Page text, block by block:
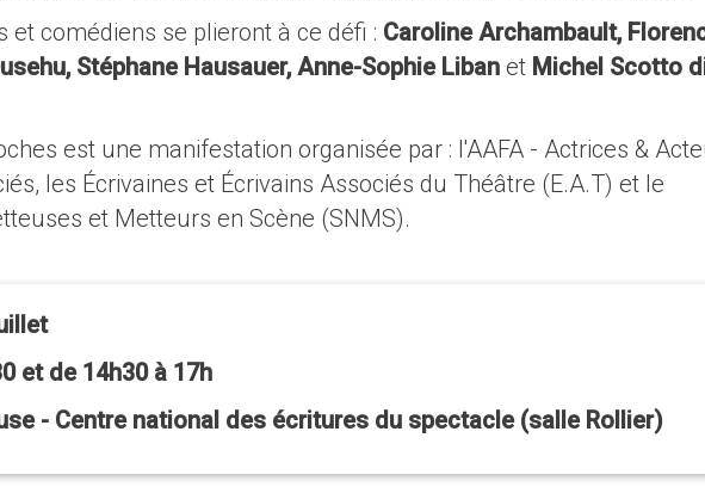
et comédiens se plieront à ce défi : Caroline Archambault,
Stéphane Hausauer, Anne-Sophie Liban et Michel Scotto
est une manifestation organisée par : l'AAFA - Actrices &
les Écrivaines et Écrivains Associés du Théâtre (E.A.T) et le
et Metteurs en Scène (SNMS).
et de 14h30 à 17h
- Centre national des écritures du spectacle (salle Rollier)